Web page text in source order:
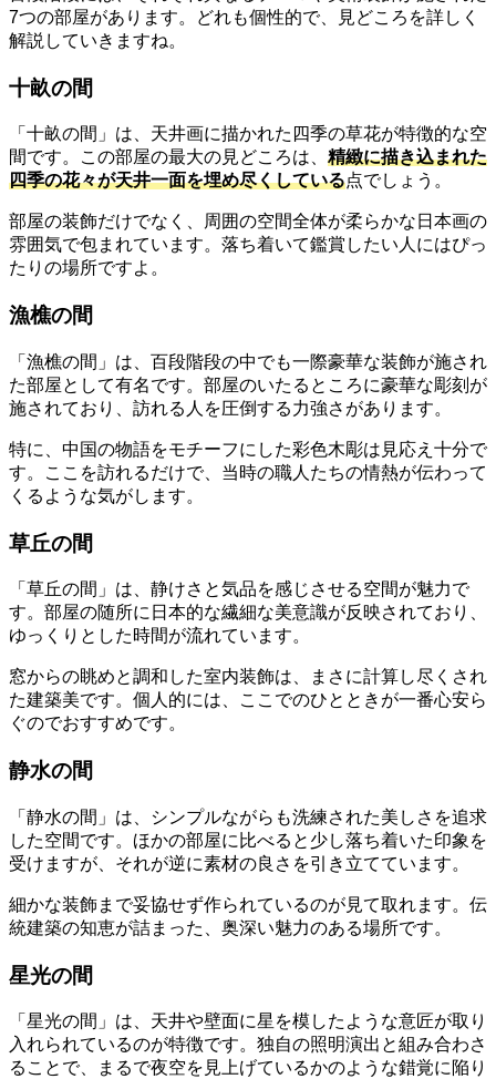
7つの部屋があります。どれも個性的で、見どころを詳しく
解説していきますね。
十畝の間
「十畝の間」は、天井画に描かれた四季の草花が特徴的な空
間です。この部屋の最大の見どころは、 精緻に描き込まれた
四季の花々が天井一面を埋め尽くしている点でしょう。
部屋の装飾だけでなく、周囲の空間全体が柔らかな日本画の
雰囲気で包まれています。落ち着いて鑑賞したい人にはぴっ
たりの場所ですよ。
漁樵の間
「漁樵の間」は、百段階段の中でも一際豪華な装飾が施され
た部屋として有名です。部屋のいたるところに豪華な彫刻が
施されており、訪れる人を圧倒する力強さがあります。
特に、中国の物語をモチーフにした彩色木彫は見応え十分で
す。ここを訪れるだけで、当時の職人たちの情熱が伝わって
くるような気がします。
草丘の間
「草丘の間」は、静けさと気品を感じさせる空間が魅力で
す。部屋の随所に日本的な繊細な美意識が反映されており、
ゆっくりとした時間が流れています。
窓からの眺めと調和した室内装飾は、まさに計算し尽くされ
た建築美です。個人的には、ここでのひとときが一番心安ら
ぐのでおすすめです。
静水の間
「静水の間」は、シンプルながらも洗練された美しさを追求
した空間です。ほかの部屋に比べると少し落ち着いた印象を
受けますが、それが逆に素材の良さを引き立てています。
細かな装飾まで妥協せず作られているのが見て取れます。伝
統建築の知恵が詰まった、奥深い魅力のある場所です。
星光の間
「星光の間」は、天井や壁面に星を模したような意匠が取り
入れられているのが特徴です。独自の照明演出と組み合わさ
ることで、まるで夜空を見上げているかのような錯覚に陥り